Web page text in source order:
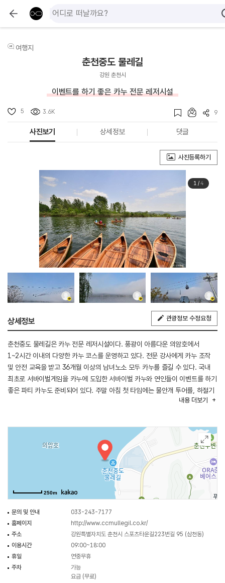
여행지
춘천중도 물레길
강원 춘천시
이벤트를 하기 좋은 카누 전문 레저시설
5 3.6K 9
사진보기 상세정보 댓글
사진등록하기
1/4
상세정보 관광정보 수정요청
춘천중도 물레길은 카누 전문 레저시설이다. 풍광이 아름다운 의암호에서
1~2시간 이내의 다양한 카누 코스를 운영하고 있다. 전문 강사에게 카누 조작
및 안전 교육을 받고 36개월 이상의 남녀노소 모두 카누를 즐길 수 있다. 국내
최초로 서바이벌게임을 카누에 도입한 서바이벌 카누와 연인들이 이벤트를 하기
좋은 파티 카누도 준비되어 있다. 주말 아침 첫 타임에는 물안개 투어를, 하절기
주말에는 석양을 감상할 수 있는 노을 카누잉을 진행한다. 3월과 11월에는 5주
있다.
내용 더보기
250m
문의 및 안내
033-243-7177
홈페이지
http://www.ccmullegil.co.kr/
주소
강원특별자치도 춘천시 스포츠타운길223번길 95 (삼천동)
이용시간
09:00~18:00
휴일
연중무휴
주차
가능
요금 (무료)